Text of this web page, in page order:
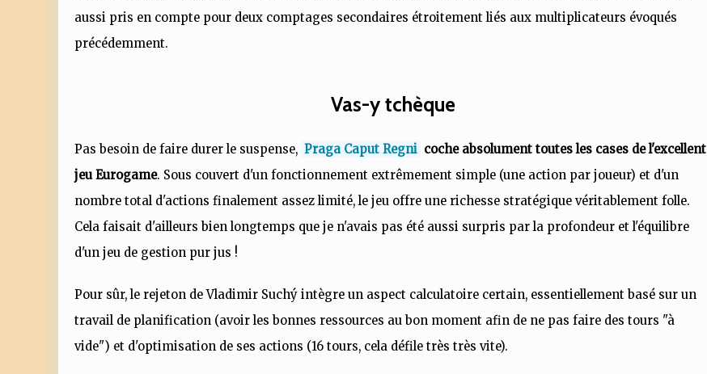
aussi pris en compte pour deux comptages secondaires étroitement liés aux multiplicateurs évoqués
précédemment.
Vas-y tchèque
Pas besoin de faire durer le suspense, Praga Caput Regni coche absolument toutes les cases de l'excellent
jeu Eurogame. Sous couvert d'un fonctionnement extrêmement simple (une action par joueur) et d'un
nombre total d'actions finalement assez limité, le jeu offre une richesse stratégique véritablement folle.
Cela faisait d'ailleurs bien longtemps que je n'avais pas été aussi surpris par la profondeur et l'équilibre
d'un jeu de gestion pur jus !
Pour sûr, le rejeton de Vladimir Suchý intègre un aspect calculatoire certain, essentiellement basé sur un
travail de planification (avoir les bonnes ressources au bon moment afin de ne pas faire des tours "à
vide") et d'optimisation de ses actions (16 tours, cela défile très très vite).